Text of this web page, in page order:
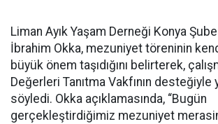
Liman Ayık Yaşam Derneği Konya
İbrahim Okka, mezuniyet töreninin
büyük önem taşıdığını belirterek,
Değerleri Tanıtma Vakfının
söyledi. Okka açıklamasında, “Bugün
gerçekleştirdiğimiz mezuniyet